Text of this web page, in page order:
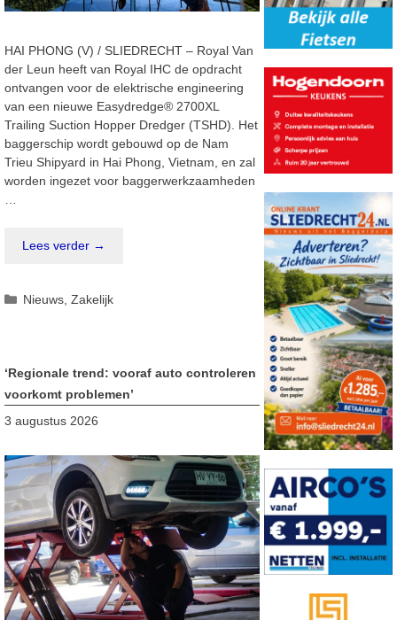
HAI PHONG (V) / SLIEDRECHT – Royal Van
der Leun heeft van Royal IHC de opdracht
ontvangen voor de elektrische engineering
van een nieuwe Easydredge® 2700XL
Trailing Suction Hopper Dredger (TSHD). Het
baggerschip wordt gebouwd op de Nam
Trieu Shipyard in Hai Phong, Vietnam, en zal
worden ingezet voor baggerwerkzaamheden
…
Lees verder →
Categorieën
Nieuws,Zakelijk
‘Regionale trend: vooraf auto controleren
voorkomt problemen’
3 augustus 2026